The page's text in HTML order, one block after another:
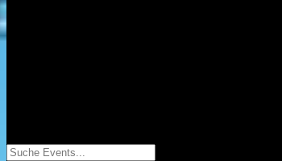
Suche Events...